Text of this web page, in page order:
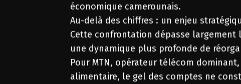
économique camerounais.
Au-delà des chiffres : un enjeu
Cette confrontation dépasse largement
une dynamique plus profonde de
Pour MTN, opérateur télécom
alimentaire, le gel des comptes ne